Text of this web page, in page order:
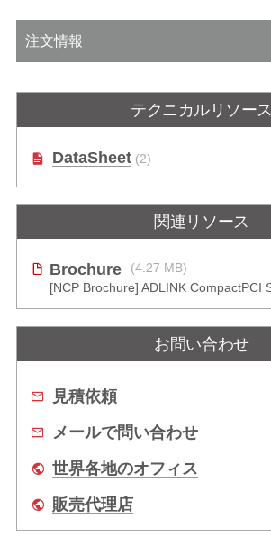
注文情報
テクニカルリソース
DataSheet(2)
関連リソース
Brochure
(4.27 MB)
お問い合わせ
見積依頼
メールで問い合わせ
世界各地のオフィス
販売代理店